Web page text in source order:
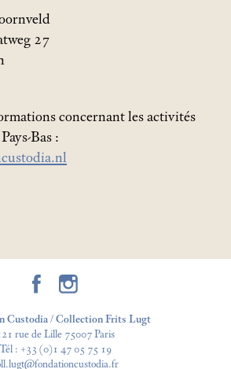
27
concernant les activités
Bas :
Custodia / Collection Frits Lugt
rue de Lille 75007 Paris
Tél : +33 (0)1 47 05 75 19